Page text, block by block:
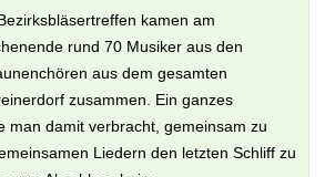
kamen am
rund 70 Musiker aus den
aus dem gesamten
zusammen. Ein ganzes
man damit verbracht, gemeinsam zu
Liedern den letzten Schliff zu